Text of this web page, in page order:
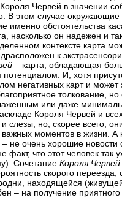
Червей в значении
В этом случае окружающие
именно обстоятельства
насколько он надежен и
контексте карта
к
– карта, обладающая
И, хотя
негативных карт и может
толкование,
или даже
Короля Червей и
слезы, но, скорее всего,
моментов в жизни. А
– не очень хорошие новости
факт, что этот человек так
Сочетание Короля Червей
скорого
находящейся
– на получение приятного